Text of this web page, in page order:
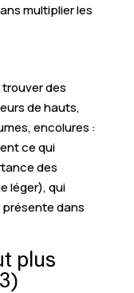
multiplier les
des
de hauts,
encolures :
ce qui
des
léger), qui
dans
plus